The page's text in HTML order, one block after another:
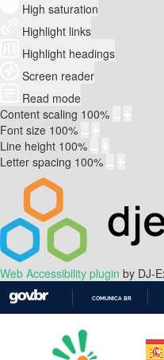
High saturation
Highlight links
Highlight headings
Screen reader
Read mode
Content scaling 100%
Font size 100%
Line height 100%
Letter spacing 100%
Web Accessibility plugin by DJ-
COMUNICA BR